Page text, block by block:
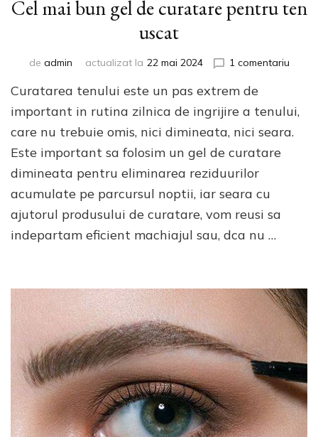
Cel mai bun gel de curatare pentru ten
uscat
de admin actualizat la 22 mai 2024 1 comentariula
bun
gel
de
Curatarea tenului este un pas extrem de
important in rutina zilnica de ingrijire a tenului,
care nu trebuie omis, nici dimineata, nici seara.
Este important sa folosim un gel de curatare
dimineata pentru eliminarea reziduurilor
acumulate pe parcursul noptii, iar seara cu
ajutorul produsului de curatare, vom reusi sa
indepartam eficient machiajul sau, dca nu …